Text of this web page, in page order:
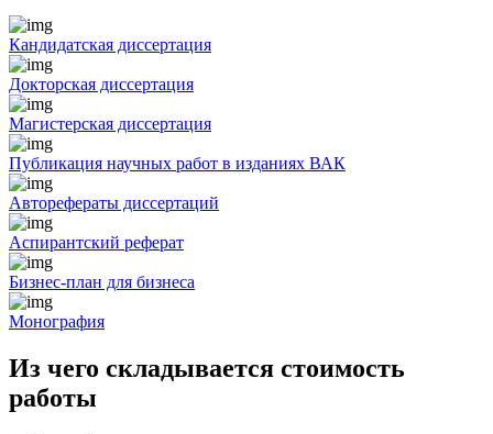
Кандидатская диссертация
Докторская диссертация
Магистерская диссертация
Публикация научных работ в изданиях ВАК
Авторефераты диссертаций
Аспирантский реферат
Бизнес-план для бизнеса
Монография
Из чего складывается стоимость
работы